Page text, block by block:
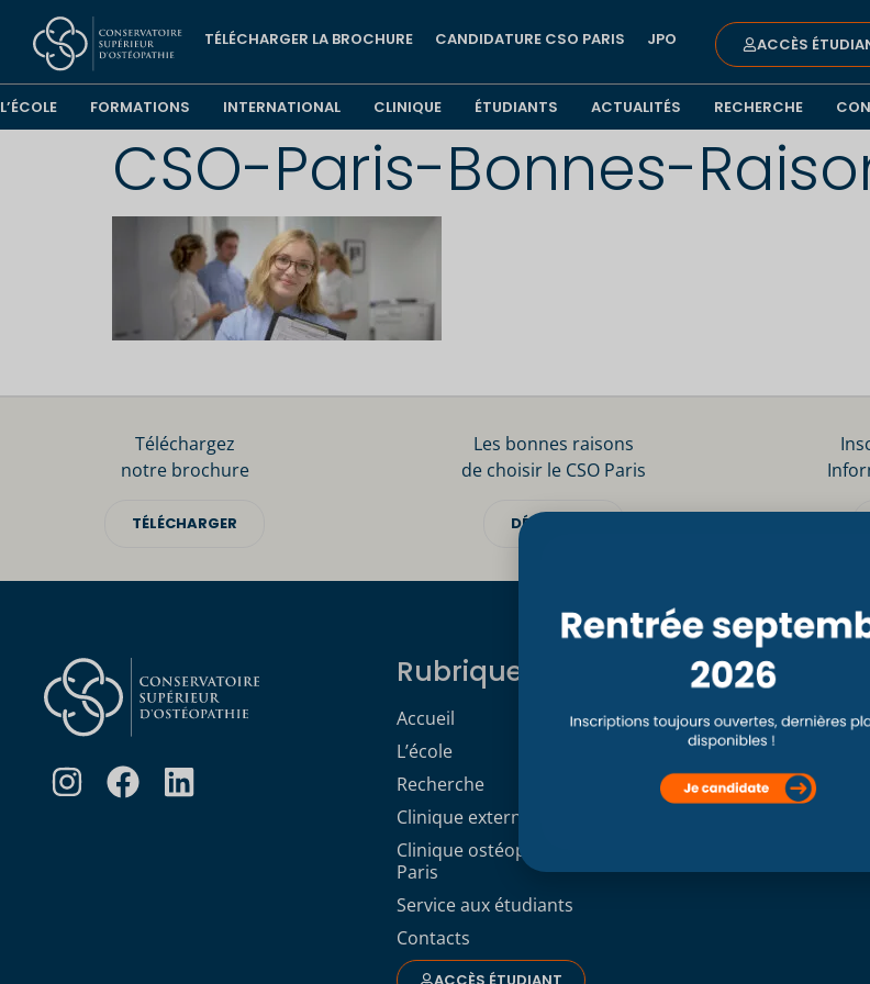
TÉLÉCHARGER LA BROCHURE CANDIDATURE CSO PARIS JPO ACCÈS
L’ÉCOLE FORMATIONS INTERNATIONAL CLINIQUE ÉTUDIANTS ACTUALITÉS RECHERCHE
CSO-Paris-Bonnes-
Téléchargez
notre brochure
TÉLÉCHARGER
Les bonnes raisons
de choisir le CSO Paris
DÉCOUVRIR
Rubriques
Accueil
L’école
Recherche
Clinique externe
Clinique ostéopathique interne du CSO
Paris
Service aux étudiants
Contacts
Formation
Formation
Formation
Demande